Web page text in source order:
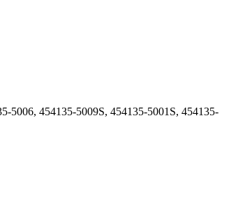
5006, 454135-5009S, 454135-5001S, 454135-